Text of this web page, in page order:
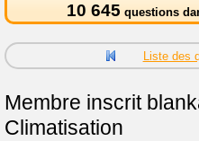
10 645 questions
Liste des
Membre inscrit
Climatisation